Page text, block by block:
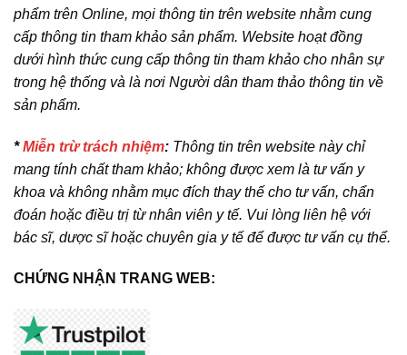
phẩm trên Online, mọi thông tin trên website nhằm cung
cấp thông tin tham khảo sản phẩm. Website hoạt đồng
dưới hình thức cung cấp thông tin tham khảo cho nhân sự
trong hệ thống và là nơi Người dân tham thảo thông tin về
sản phẩm.
*Miễn trừ trách nhiệm: Thông tin trên website này chỉ
mang tính chất tham khảo; không được xem là tư vấn y
khoa và không nhằm mục đích thay thế cho tư vấn, chẩn
đoán hoặc điều trị từ nhân viên y tế. Vui lòng liên hệ với
bác sĩ, dược sĩ hoặc chuyên gia y tế để được tư vấn cụ thể.
CHỨNG NHẬN TRANG WEB: